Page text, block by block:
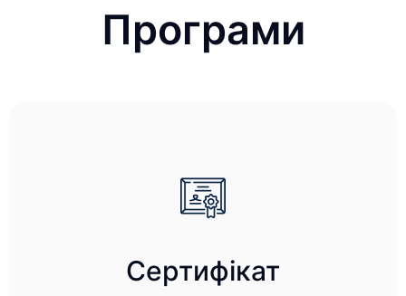
Програми
Сертифікат
1-2 роки навчання